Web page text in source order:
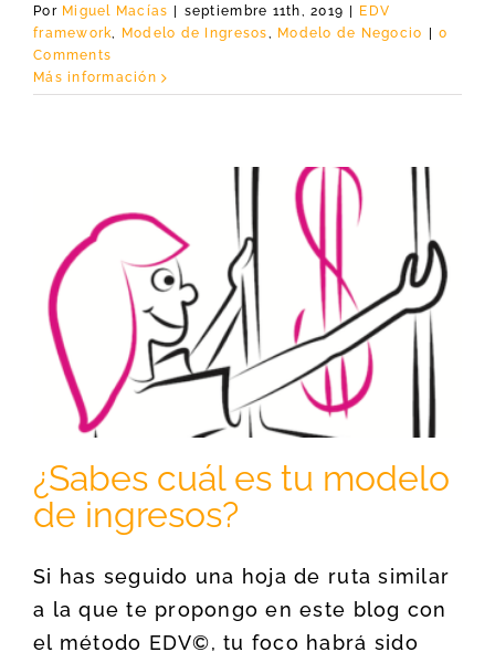
Por Miguel Macías | septiembre 11th, 2019 | EDV
framework
Modelo de Ingresos Modelo de Negocio | 0
Comments
Más información
¿Sabes cuál es tu modelo
de ingresos?
Si has seguido una hoja de ruta similar
a la que te propongo en este blog con
el método EDV©, tu foco habrá sido